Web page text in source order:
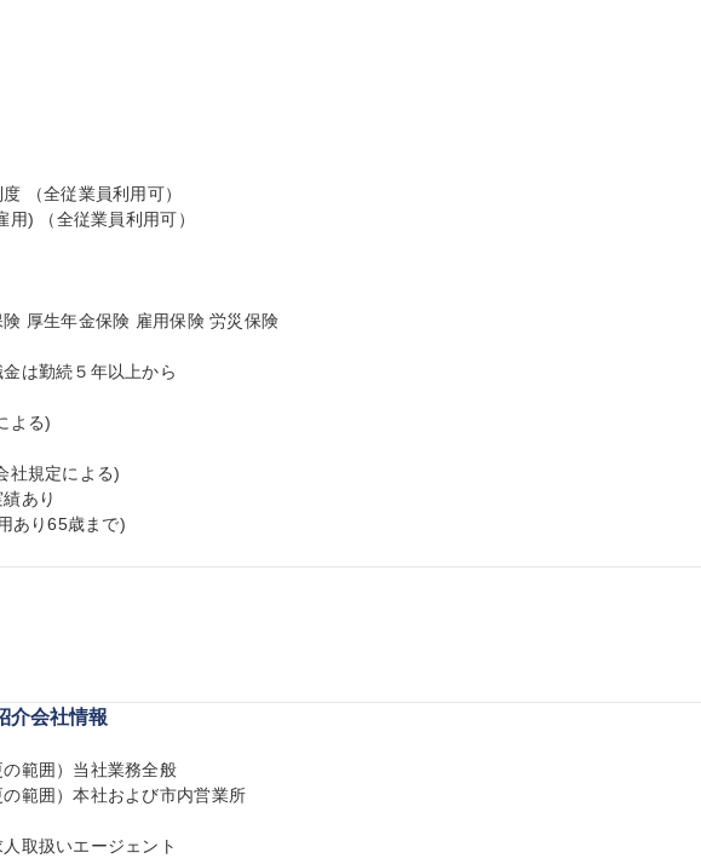
（全従業員利用可）
) （全従業員利用可）
厚生年金保険 雇用保険 労災保険
は勤続５年以上から
よる)
社規定による)
あり
あり65歳まで)
介会社情報
の範囲）当社業務全般
の範囲）本社および市内営業所
取扱いエージェント